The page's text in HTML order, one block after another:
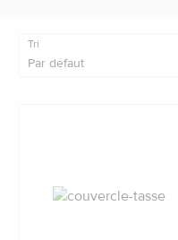
Tri
Par défaut